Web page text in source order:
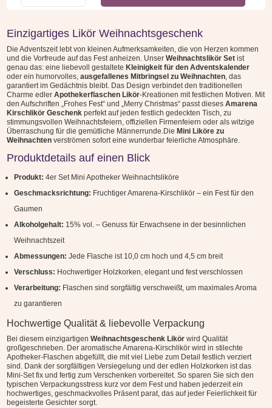
Merry
Christmas
|
4er
Mini
Apothekerflaschen
Menge
Einzigartiges Likör Weihnachtsgeschenk
Die Adventszeit lebt von kleinen Aufmerksamkeiten, die von Herzen kommen
und die Vorfreude auf das Fest anheizen. UnserWeihnachtslikör Set ist
genau das: eine liebevoll gestaltete Kleinigkeit für den Adventskalender
oder ein humorvolles,ausgefallenes Mitbringsel zu Weihnachten, das
garantiert im Gedächtnis bleibt. Das Design verbindet den traditionellen
Charme edlerApothekerflaschen Likör-Kreationen mit festlichen Motiven. Mit
den Aufschriften „Frohes Fest“ und „Merry Christmas“ passt diesesAmarena
Kirschlikör Geschenk perfekt auf jeden festlich gedeckten Tisch, zu
stimmungsvollen Weihnachtsfeiern, offiziellen Firmenfeiern oder als witzige
Überraschung für die gemütliche Männerrunde.Die Mini Liköre zu
Weihnachten verströmen sofort eine wunderbar feierliche Atmosphäre.
Produktdetails auf einen Blick
Produkt: 4er Set Mini Apotheker Weihnachtsliköre
Geschmacksrichtung: Fruchtiger Amarena-Kirschlikör – ein Fest für den
Gaumen
Alkoholgehalt: 15% vol. – Genuss für Erwachsene in der besinnlichen
Weihnachtszeit
Abmessungen: Jede Flasche ist 10,0 cm hoch und 4,5 cm breit
Verschluss: Hochwertiger Holzkorken, elegant und fest verschlossen
Verarbeitung: Flaschen sind sorgfältig verschweißt, um maximales Aroma
zu garantieren
Hochwertige Qualität & liebevolle Verpackung
Bei diesem einzigartigenWeihnachtsgeschenk Likör wird Qualität
großgeschrieben. Der aromatische Amarena-Kirschlikör wird in stilechte
Apotheker-Flaschen abgefüllt, die mit viel Liebe zum Detail festlich verziert
sind. Dank der sorgfältigen Versiegelung und der edlen Holzkorken ist das
Mini-Set fix und fertig zum Verschenken vorbereitet. So sparen Sie sich den
typischen Verpackungsstress kurz vor dem Fest und haben jederzeit ein
hochwertiges, geschmackvolles Präsent parat, das auf jeder Feierlichkeit für
begeisterte Gesichter sorgt.